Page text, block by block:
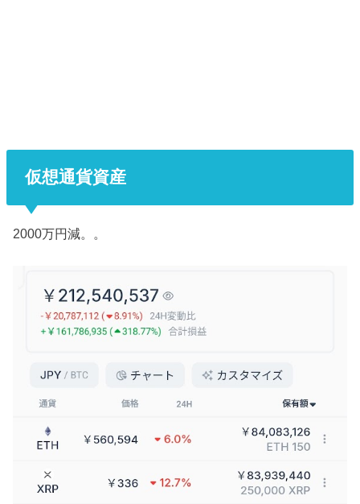
仮想通貨資産
2000万円減。。